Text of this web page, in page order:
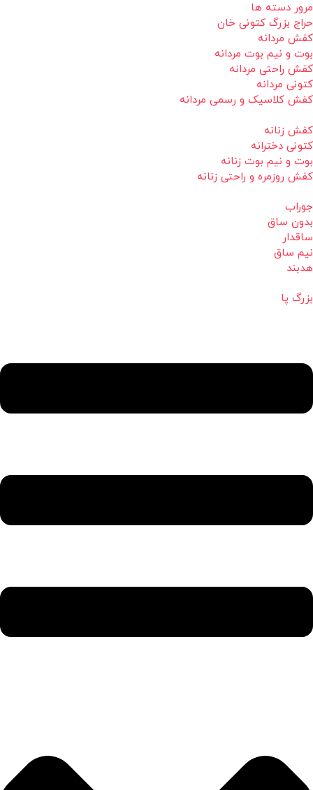
مرور دسته ها
حراج بزرگ کتونی خان
کفش مردانه
بوت و نیم بوت مردانه
کفش راحتی مردانه
کتونی مردانه
کفش کلاسیک و رسمی مردانه
کفش زنانه
کتونی دخترانه
بوت و نیم بوت زنانه
کفش روزمره و راحتی زنانه
جوراب
بدون ساق
ساقدار
نیم ساق
هدبند
بزرگ پا